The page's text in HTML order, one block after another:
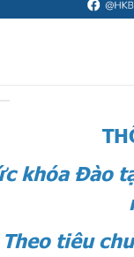
khóa Đào
Theo tiêu